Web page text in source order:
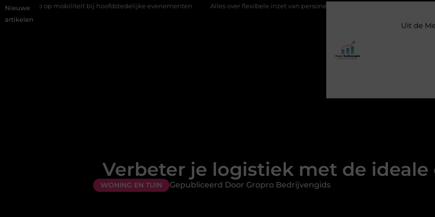
Nieuwe
artikelen
mobiliteit bij hoofdstedelijke evenementen Alles over flexibele inzet van personeel Staalconstructiebedrijf Molenschot:
Uit de
Verbeter je logistiek met de ideale
WONING EN TUIN Gepubliceerd Door Gropro Bedrijvengids